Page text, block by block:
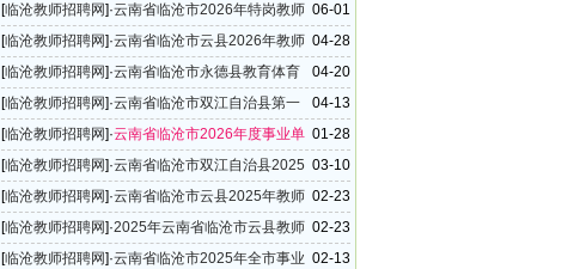
06-01
[临沧教师招聘网]·云南省临沧市2026年特岗教师
招聘考试的公告
04-28
[临沧教师招聘网]·云南省临沧市云县2026年教师
招聘11名公告
04-20
[临沧教师招聘网]·云南省临沧市永德县教育体育
系统2026年度教师招聘15名公告
04-13
[临沧教师招聘网]·云南省临沧市双江自治县第一
完全中学2026年教师招聘公告
01-28
[临沧教师招聘网]·云南省临沧市2026年度事业单
位招聘工作人员考试公告（318名）
03-10
[临沧教师招聘网]·云南省临沧市双江自治县2025
年度事业单位教师招聘公告
02-23
[临沧教师招聘网]·云南省临沧市云县2025年教师
招聘10名公告
02-23
[临沧教师招聘网]·2025年云南省临沧市云县教师
招聘10名公告
02-13
[临沧教师招聘网]·云南省临沧市2025年全市事业